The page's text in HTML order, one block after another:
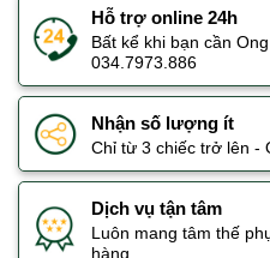
Hỗ trợ online 24h
Bất kể khi bạn cần
034.7973.886
Nhận số lượng ít
Chỉ từ 3 chiếc trở lên -
Dịch vụ tận tâm
Luôn mang tâm thế
hàng